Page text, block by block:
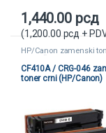
1,440.00 рсд
(1,200.00 рсд +
HP/Canon zamenski
CF410A / CRG-046
toner crni (HP/Canon)